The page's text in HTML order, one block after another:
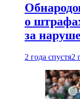
о
за
2 года спустя2